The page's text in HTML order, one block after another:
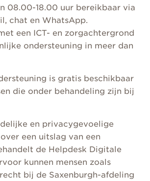
08.00-18.00 uur bereikbaar via
chat en WhatsApp.
een ICT- en zorgachtergrond
ondersteuning in meer dan
is gratis beschikbaar
die onder behandeling zijn bij
en privacygevoelige
een uitslag van een
de Helpdesk Digitale
kunnen mensen zoals
bij de Saxenburgh-afdeling